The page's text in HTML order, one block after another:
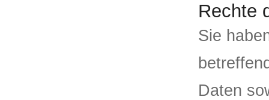
Rechte
Sie
Daten